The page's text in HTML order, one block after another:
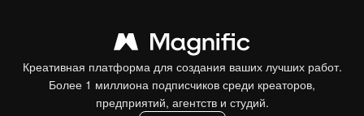
Креативная платформа для создания ваших лучших работ.
Более 1 миллиона подписчиков среди креаторов,
предприятий, агентств и студий.